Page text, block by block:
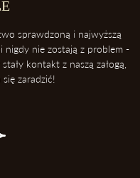
sprawdzoną i najwyższą
nie zostają z problem -
kontakt z naszą załogą,
zaradzić!